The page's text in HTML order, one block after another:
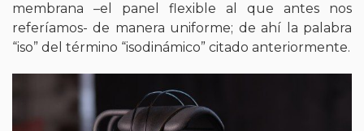
membrana –el panel flexible al que antes nos
referíamos- de manera uniforme; de ahí la palabra
“iso” del término “isodinámico” citado anteriormente.